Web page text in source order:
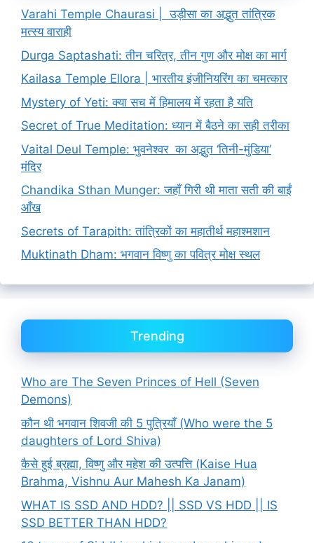
Varahi Temple Chaurasi | उड़ीसा का अद्भुत तांत्रिक
मत्स्य वाराही
Durga Saptashati: तीन चरित्र, तीन गुण और मोक्ष का मार्ग
Kailasa Temple Ellora | भारतीय इंजीनियरिंग का चमत्कार
Mystery of Yeti: क्या सच में हिमालय में रहता है यति
Secret of True Meditation: ध्यान में बैठने का सही तरीका
Vaital Deul Temple: भुवनेश्वर का अद्भुत ‘तिनी-मुंडिया’
मंदिर
Chandika Sthan Munger: जहाँ गिरी थी माता सती की बाईं
आँख
Secrets of Tarapith: तांत्रिकों का महातीर्थ महाश्मशान
Muktinath Dham: भगवान विष्णु का पवित्र मोक्ष स्थल
Trending
Who are The Seven Princes of Hell (Seven
Demons)
कौन थी भगवान शिवजी की 5 पुत्रियाँ (Who were the 5
daughters of Lord Shiva)
कैसे हुई ब्रह्मा, विष्णु और महेश की उत्पत्ति (Kaise Hua
Brahma, Vishnu Aur Mahesh Ka Janam)
WHAT IS SSD AND HDD? || SSD VS HDD || IS
SSD BETTER THAN HDD?